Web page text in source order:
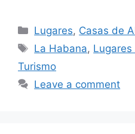
Categories
Lugares, Casas de
Tags
La Habana,
Turismo
Leave a comment